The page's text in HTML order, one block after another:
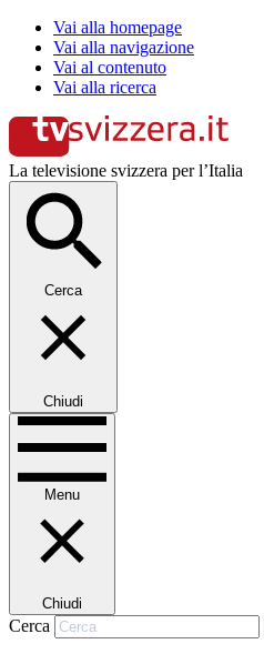
Vai alla homepage
Vai alla navigazione
Vai al contenuto
Vai alla ricerca
La televisione svizzera per l’Italia
Cerca
Chiudi
Menu
Chiudi
Cerca